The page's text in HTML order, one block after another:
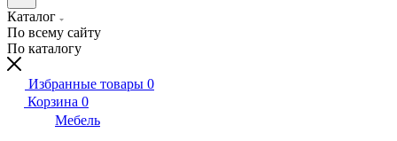
Каталог
По всему сайту
По каталогу
Избранные товары 0
Корзина 0
Мебель